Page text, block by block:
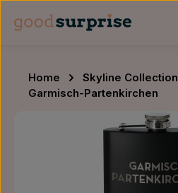
Zum Hauptinhalt springen
Home Skyline Collection
Garmisch-Partenkirchen